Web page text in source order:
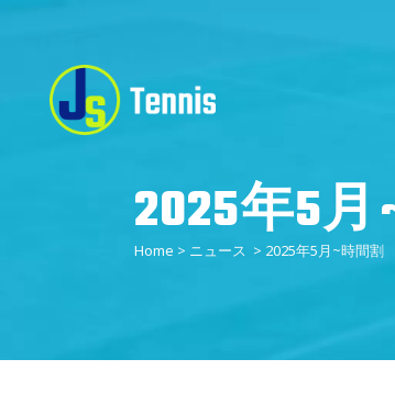
2025年5
Home > ニュース > 2025年5月~時間割